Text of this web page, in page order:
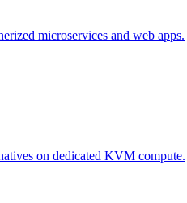
microservices and web apps.
on dedicated KVM compute.